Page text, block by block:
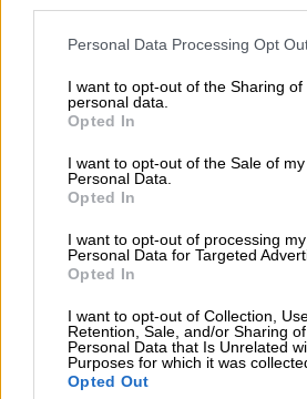
Personal Data Processing Opt
I want to opt-out of the Sharing of
personal data.
Opted In
I want to opt-out of the Sale of my
Personal Data.
Opted In
I want to opt-out of processing my
Personal Data for Targeted
Opted In
I want to opt-out of Collection,
Retention, Sale, and/or Sharing
Personal Data that Is Unrelated
Purposes for which it was
Opted Out
Le farfalle hanno una grazia
anche le creature piú effimere
chissà dove, cercano
limitate, e poi scompaiono
qualche parte.
E se diventi farfalla
nessuno pensa più
a ciò che è stato
quando strisciavi per terra